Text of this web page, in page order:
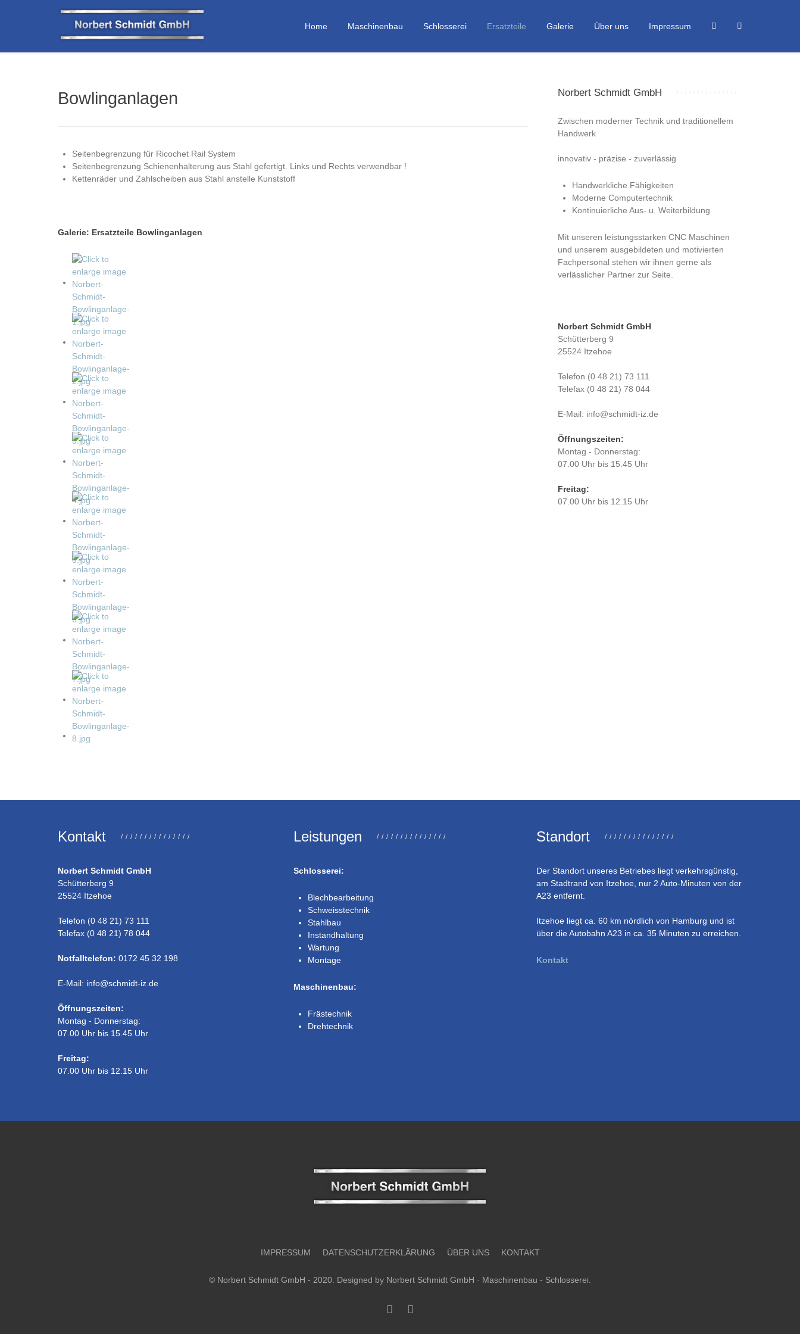
Home Maschinenbau Schlosserei Ersatzteile Galerie Über uns Impressum
Aktuelle Seite: Startseite Ersatzteile
Bowlinganlagen
Seitenbegrenzung für Ricochet Rail System
Seitenbegrenzung Schienenhalterung aus Stahl gefertigt. Links und Rechts verwendbar !
Kettenräder und Zahlscheiben aus Stahl anstelle Kunststoff
Galerie: Ersatzteile Bowlinganlagen
Norbert Schmidt GmbH
Zwischen moderner Technik und traditionellem
Handwerk
innovativ - präzise - zuverlässig
Handwerkliche Fähigkeiten
Moderne Computertechnik
Kontinuierliche Aus- u. Weiterbildung
Mit unseren leistungsstarken CNC Maschinen
und unserem ausgebildeten und motivierten
Fachpersonal stehen wir ihnen gerne als
verlässlicher Partner zur Seite.
Norbert Schmidt GmbH
Schütterberg 9
25524 Itzehoe
Telefon (0 48 21) 73 111
Telefax (0 48 21) 78 044
E-Mail: info@schmidt-iz.de
Öffnungszeiten:
Montag - Donnerstag:
07.00 Uhr bis 15.45 Uhr
Freitag:
07.00 Uhr bis 12.15 Uhr
Kontakt
Norbert Schmidt GmbH
Schütterberg 9
25524 Itzehoe
Telefon (0 48 21) 73 111
Telefax (0 48 21) 78 044
Notfalltelefon: 0172 45 32 198
E-Mail: info@schmidt-iz.de
Öffnungszeiten:
Montag - Donnerstag:
07.00 Uhr bis 15.45 Uhr
Freitag:
07.00 Uhr bis 12.15 Uhr
Leistungen
Schlosserei:
Blechbearbeitung
Schweisstechnik
Stahlbau
Instandhaltung
Wartung
Montage
Maschinenbau:
Frästechnik
Drehtechnik
Standort
Der Standort unseres Betriebes liegt verkehrsgünstig,
am Stadtrand von Itzehoe, nur 2 Auto-Minuten von der
A23 entfernt.
Itzehoe liegt ca. 60 km nördlich von Hamburg und ist
über die Autobahn A23 in ca. 35 Minuten zu erreichen.
Kontakt
IMPRESSUM DATENSCHUTZERKLÄRUNG ÜBER UNS KONTAKT
© Norbert Schmidt GmbH - 2020. Designed by Norbert Schmidt GmbH · Maschinenbau - Schlosserei